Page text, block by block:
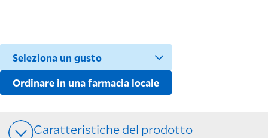
Ordinare in una farmacia locale
Caratteristiche del prodotto